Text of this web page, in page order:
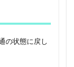
の状態に戻し